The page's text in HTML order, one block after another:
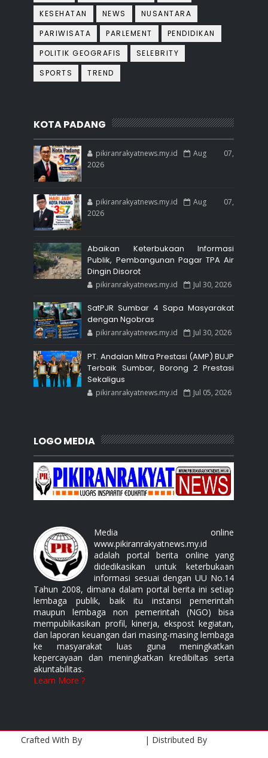
KESEHATAN
NEWS
NUSANTARA
PARIWISATA
PARLEMENT
PENDIDIKAN
POLITIK GEOGRAFIS
SELEBRITY
SPORTS
TREND
KOTA PADANG
pikiranrakyatnews.my.id
Aug 07,
2026
pikiranrakyatnews.my.id
Aug 07,
2026
Abaikan Keterbukaan Informasi
Publik, Pembangunan Pagar TPA Air
Dingin Disorot
pikiranrakyatnews.my.id Jul 30, 2026
SatPJR Sumbar 4 Sapa Masyarakat
dengan Ngobras
pikiranrakyatnews.my.id Jul 30, 2026
PT. Andalan Mitra Prestasi (AMP) BUJP
Terbaik Sumbar, Borong 2 Prestasi
Sekaligus
pikiranrakyatnews.my.id Jul 05, 2026
LOGO MEDIA
Media online
www.pikiranrakyatnews.my.id
adalah portal berita online yang
didedikasikan untuk keterbukaan
informasi sesuai dengan UU No.14
Tahun 2008, dimana dalam portal berita ini setiap
lembaga publik, baik itu instansi pemerintah
maupun lembaga non pemerintah (NGO) bisa
mempublikasikan profil, kinerja, ekspost kegiatan,
dan laporan keuangan dari masing-masing lembaga
ke masyarakat luas guna meningkatkan
kepercayaan dan meningkatkan kredibiltas serta
akuntabilitas.
Learn More ?
Crafted With By | Distributed By